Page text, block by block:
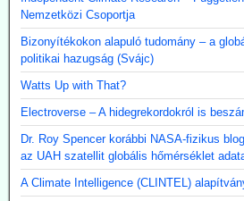
Nemzetközi Csoportja
Bizonyítékokon alapuló tudomány – a
politikai hazugság (Svájc)
Watts Up with That?
Electroverse – A hidegrekordokról is
Dr. Roy Spencer korábbi NASA-fizikus
az UAH szatellit globális hőmérséklet
A Climate Intelligence (CLINTEL)